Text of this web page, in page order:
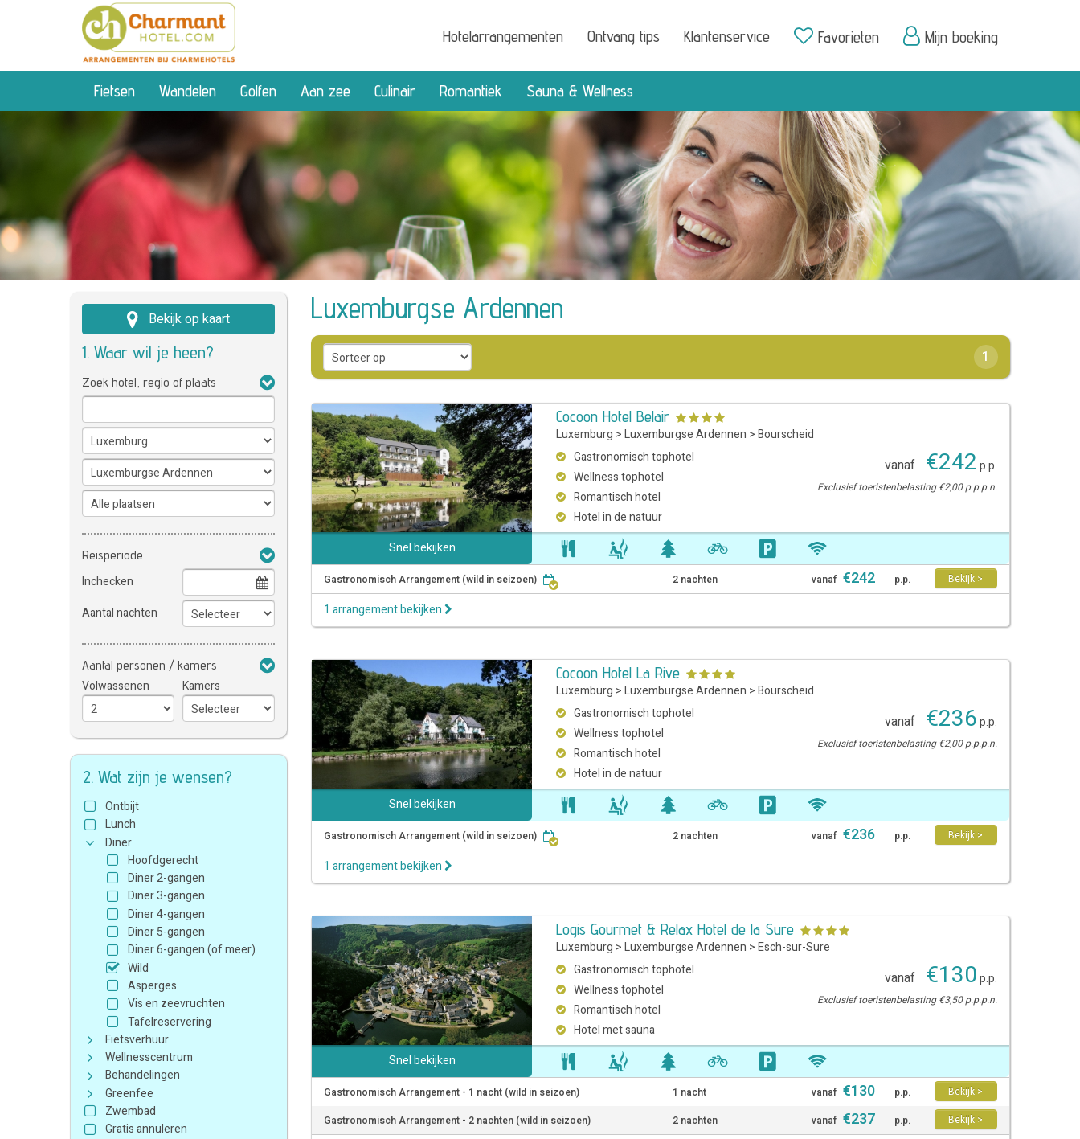
Hotelarrangementen Ontvang tips Klantenservice Favorieten Mijn boeking
Fietsen Wandelen Golfen Aan zee Culinair Romantiek Sauna & Wellness
Bekijk op kaart
1. Waar wil je heen?
Zoek hotel, regio of plaats
Reisperiode
Inchecken
Aantal nachten
Aantal personen / kamers
Volwassenen Kamers
2. Wat zijn je wensen?
Ontbijt
Lunch
Diner
Hoofdgerecht
Diner 2-gangen
Diner 3-gangen
Diner 4-gangen
Diner 5-gangen
Diner 6-gangen (of meer)
Wild
Asperges
Vis en zeevruchten
Tafelreservering
Fietsverhuur
Wellnesscentrum
Behandelingen
Greenfee
Zwembad
Gratis annuleren
Luxemburgse Ardennen
1
Cocoon Hotel Belair
Luxemburg > Luxemburgse Ardennen > Bourscheid
Gastronomisch tophotel
Wellness tophotel
Romantisch hotel
Hotel in de natuur
vanaf €242 p.p.
Exclusief toeristenbelasting €2,00 p.p.p.n.
Snel bekijken
Gastronomisch Arrangement (wild in seizoen) 2 nachten vanaf €242 p.p. Bekijk >
1 arrangement bekijken
Cocoon Hotel La Rive
Luxemburg > Luxemburgse Ardennen > Bourscheid
Gastronomisch tophotel
Wellness tophotel
Romantisch hotel
Hotel in de natuur
vanaf €236p.p.
Exclusief toeristenbelasting €2,00 p.p.p.n.
Snel bekijken
Gastronomisch Arrangement (wild in seizoen) 2 nachten vanaf €236 p.p. Bekijk >
1 arrangement bekijken
Logis Gourmet & Relax Hotel de la Sure
Luxemburg > Luxemburgse Ardennen > Esch-sur-Sure
Gastronomisch tophotel
Wellness tophotel
Romantisch hotel
Hotel met sauna
vanaf €130p.p.
Exclusief toeristenbelasting €3,50 p.p.p.n.
Snel bekijken
Gastronomisch Arrangement - 1 nacht (wild in seizoen) 1 nacht vanaf €130 p.p.
Bekijk >
Gastronomisch Arrangement - 2 nachten (wild in seizoen)
2 nachten vanaf €237 p.p. Bekijk >